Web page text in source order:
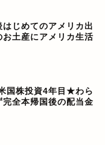
はじめてのアメリカ出
土産にアメリカ生活
国株投資4年目★わら
完全本帰国後の配当金